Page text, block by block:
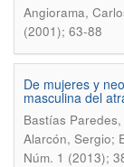
Angiorama,
(2001); 63-88
De mujeres y
masculina del
Bastías
Alarcón, Sergio;
Núm. 1 (2013);